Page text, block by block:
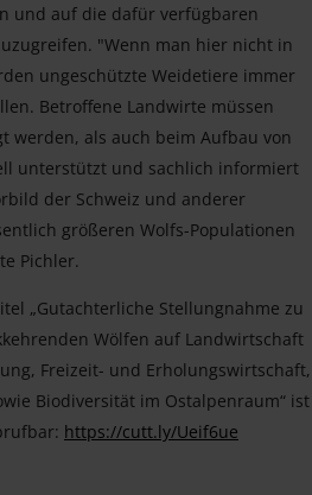
und auf die dafür verfügbaren
"Wenn man hier nicht in
ungeschützte Weidetiere immer
Betroffene Landwirte müssen
werden, als auch beim Aufbau von
unterstützt und sachlich informiert
der Schweiz und anderer
größeren Wolfs-Populationen
Pichler.
„Gutachterliche Stellungnahme zu
Wölfen auf Landwirtschaft
Freizeit- und Erholungswirtschaft,
Biodiversität im Ostalpenraum“ ist
https://cutt.ly/Ueif6ue